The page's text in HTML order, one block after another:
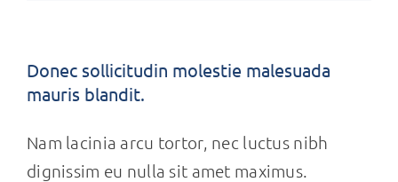
Donec sollicitudin molestie malesuada
mauris blandit.
Nam lacinia arcu tortor, nec luctus nibh
dignissim eu nulla sit amet maximus.